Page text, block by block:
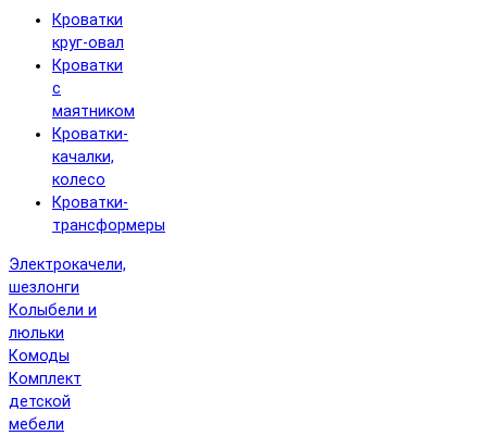
Кроватки
круг-овал
Кроватки
с
маятником
Кроватки-
качалки,
колесо
Кроватки-
трансформеры
Электрокачели,
шезлонги
Колыбели и
люльки
Комоды
Комплект
детской
мебели